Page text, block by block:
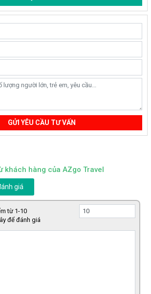
GỬI YÊU CẦU TƯ VẤN
khách hàng của AZgo Travel
giá
từ 1-10
để đánh giá